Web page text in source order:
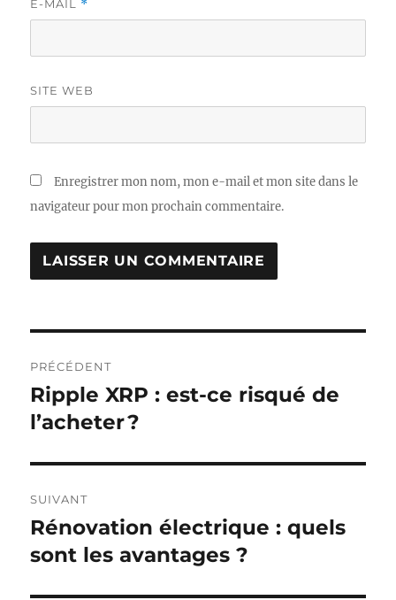
E-MAIL *
SITE WEB
Enregistrer mon nom, mon e-mail et mon site dans le
navigateur pour mon prochain commentaire.
de
l’article
PRÉCÉDENT
Publication
précédente :
Ripple XRP : est-ce risqué de
l’acheter ?
SUIVANT
Publication
suivante :
Rénovation électrique : quels
sont les avantages ?